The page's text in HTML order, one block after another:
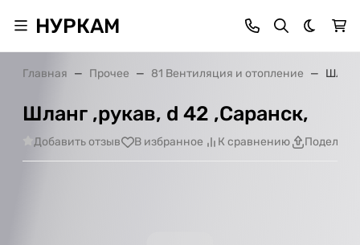
НУРКАМ Темная
Главная Прочее 81 Вентиляция и отопление
Шланг ,рукав, d 42 ,Саранск,
Добавить отзыв В избранное К сравнению